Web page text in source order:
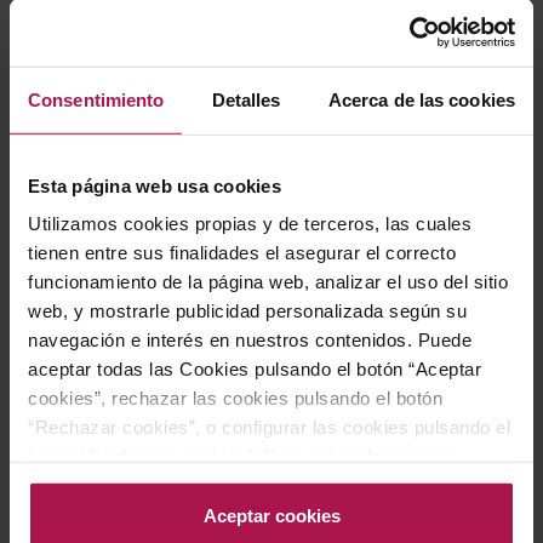
Consentimiento Detalles Acerca de las cookies
Esta página web usa cookies
Utilizamos cookies propias y de terceros, las cuales
tienen entre sus finalidades el asegurar el correcto
funcionamiento de la página web, analizar el uso del sitio
web, y mostrarle publicidad personalizada según su
navegación e interés en nuestros contenidos. Puede
aceptar todas las Cookies pulsando el botón “Aceptar
cookies”, rechazar las cookies pulsando el botón
“Rechazar cookies”, o configurar las cookies pulsando el
acceda a nuestra Política de Cookies.Para más
información acceda a nuestraPolítica de Cookies
Aceptar cookies
Espolla Babalà Rosat
Alegre
Celler Cooperatiu d'Espolla
2025
7,85 €
AÑADIR
Vins de Relat
2024
10,85 €
AÑADIR